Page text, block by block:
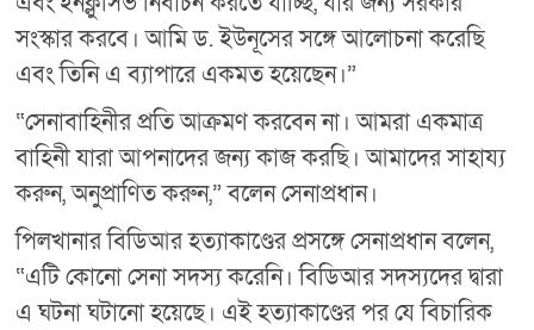
সংস্কার করবে। আমি ড. ইউনূসের সঙ্গে আলোচনা করেছি
এবং তিনি এ ব্যাপারে একমত হয়েছেন।”
“সেনাবাহিনীর প্রতি আক্রমণ করবেন না। আমরা একমাত্র
বাহিনী যারা আপনাদের জন্য কাজ করছি। আমাদের সাহায্য
করুন, অনুপ্রাণিত করুন,” বলেন সেনাপ্রধান।
পিলখানার বিডিআর হত্যাকাণ্ডের প্রসঙ্গে সেনাপ্রধান বলেন,
“এটি কোনো সেনা সদস্য করেনি। বিডিআর সদস্যদের দ্বারা
এ ঘটনা ঘটানো হয়েছে। এই হত্যাকাণ্ডের পর যে বিচারিক